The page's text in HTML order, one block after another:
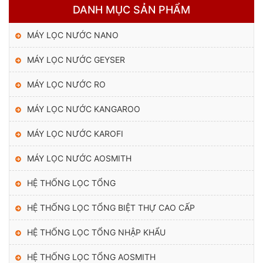
tuyến (
7
Bơm
đẩy:
Chủ
đầu tư
cung
cấp
Sử dụng bơm đang có sẵn của gia
đình đẩy từ bể ngầm qua cột lọc.
Bảo
hành,
Cột lọc + van tự động: 24 tháng, Bảo trì
miễn phí định kỳ 6 tháng/lần
9
Vận
lắp đặt
– Miễn phí
10
Tư vấn,
khảo
sát
-Miễn phí
DANH MỤC SẢN PHẨM
MÁY LỌC NƯỚC NANO
MÁY LỌC NƯỚC GEYSER
MÁY LỌC NƯỚC RO
MÁY LỌC NƯỚC KANGAROO
MÁY LỌC NƯỚC KAROFI
MÁY LỌC NƯỚC AOSMITH
HỆ THỐNG LỌC TỔNG
HỆ THỐNG LỌC TỔNG BIỆT THỰ CAO CẤP
HỆ THỐNG LỌC TỔNG NHẬP KHẨU
HỆ THỐNG LỌC TỔNG AOSMITH